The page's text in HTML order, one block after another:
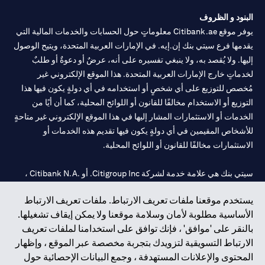
يستخدم موقعنا ملفات تعريف الارتباط. ملفات تعريف الارتباط
الأساسية مطلوبة لأمان وسلامة موقعنا ولا يمكن إيقاف تشغيلها.
بالنقر على 'موافق' ، فإنك توافق على استخدامنا لملفات تعريف
الارتباط التسويقية لتزويدك بتجربة مخصصة عبر الموقع ، وإظهار
المحتوى والإعلانات المستهدفة ، وجمع البيانات الإحصائية حول
البنود و الظروف
يوفر موقع Citibank.ae معلوماتٍ حول الحسابات والخدمات المالية التي
يقدمها فرع سيتي بنك إن.إيه. في الإمارات العربية المتحدة، ويتيح الوصول
إليها. ولا يُقصد به، ولا ينبغي تفسيره على أنه، عرضٌ أو دعوةٌ أو طلبٌ
لخدماتٍ خارج الإمارات العربية المتحدة. هذا الموقع الإلكتروني غير
مُخصص للتوزيع على أي شخصٍ أو استخدامه في أي دولةٍ يكون فيها هذا
التوزيع أو الاستخدام مخالفًا للقانون أو اللوائح المحلية، كما أن أيًا من
الخدمات أو الاستثمارات المشار إليها في هذا الموقع الإلكتروني غير متاحةٍ
للأشخاص المقيمين في أي دولةٍ يكون فيها تقديم هذه الخدمات أو
الاستثمارات مخالفًا للقانون أو اللوائح المحلية.
سيتي بنك هي علامة خدمة لشركة Citigroup Inc. أو .Citibank N.A ،
سيتي بنك إن. إيه. الإمارات مسجل لدى مصرف الإمارات المركزي تحت
أرقام التراخيص 202563 لفرع الوصل في دبي، 531989 لفرع مول
الإمارات في دبي، و CN-1002019 لفرع أبوظبي. هاتف: 4000 311 04.
فرع سيتي بنك إن إيه - الإمارات العربية المتحدة مرخص من مصرف